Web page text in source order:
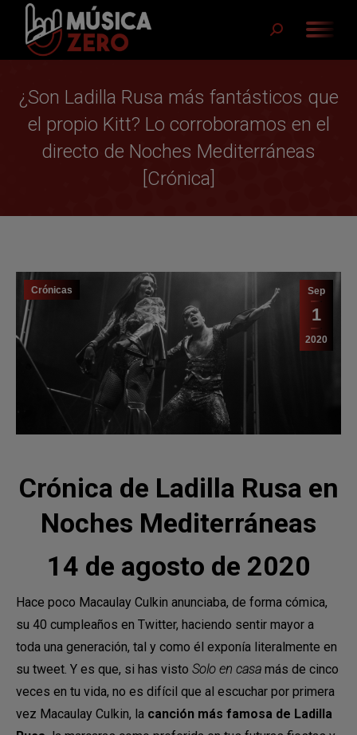
Buscar:
¿Son Ladilla Rusa más fantásticos que
el propio Kitt? Lo corroboramos en el
directo de Noches Mediterráneas
[Crónica]
Sep
1
2020
Crónicas
Crónica de Ladilla Rusa en
Noches Mediterráneas
14 de agosto de 2020
Hace poco Macaulay Culkin anunciaba, de forma cómica,
su 40 cumpleaños en Twitter, haciendo sentir mayor a
toda una generación, tal y como él exponía literalmente en
su tweet. Y es que, si has visto Solo en casa más de cinco
veces en tu vida, no es difícil que al escuchar por primera
vez Macaulay Culkin, la canción más famosa de Ladilla